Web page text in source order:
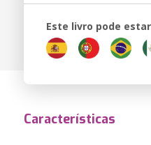
Este livro pode
Características